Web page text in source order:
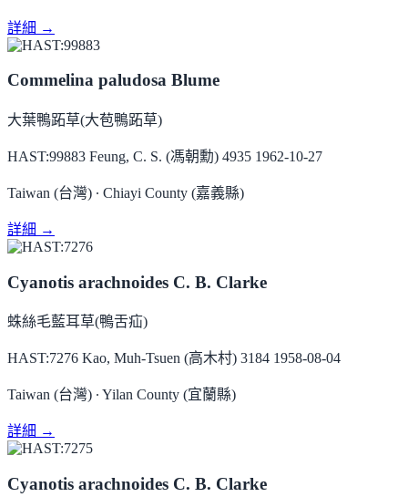
詳細 →
Commelina paludosa Blume
大葉鴨跖草(大苞鴨跖草)
HAST:99883 Feung, C. S. (馮朝勳) 4935 1962-10-27
Taiwan (台灣) ∙ Chiayi County (嘉義縣)
詳細 →
Cyanotis arachnoides C. B. Clarke
蛛絲毛藍耳草(鴨舌疝)
HAST:7276 Kao, Muh-Tsuen (高木村) 3184 1958-08-04
Taiwan (台灣) ∙ Yilan County (宜蘭縣)
詳細 →
Cyanotis arachnoides C. B. Clarke